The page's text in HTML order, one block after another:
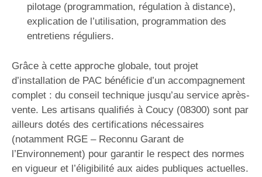
pilotage (programmation, régulation à distance),
explication de l’utilisation, programmation des
entretiens réguliers.
Grâce à cette approche globale, tout projet
d’installation de PAC bénéficie d’un accompagnement
complet : du conseil technique jusqu’au service après-
vente. Les artisans qualifiés à Coucy (08300) sont par
ailleurs dotés des certifications nécessaires
(notamment RGE – Reconnu Garant de
l’Environnement) pour garantir le respect des normes
en vigueur et l’éligibilité aux aides publiques actuelles.